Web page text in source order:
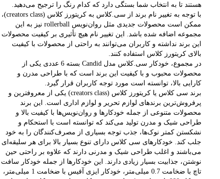
هستند تا به انتخاب شما بستگی دارد که کدام رنگ را ترجیح می‌دهید.
با توجه به تغییر نام برند از سی.کلاس به کریتورز کلاس (creators class)،
ممکن است محصولات جدیدی مثل روان‌نویس rollerball نیز به این
مجموعه اضافه شده باشد. این تغییر نام هیچ تأثیری بر کیفیت محصولات
این برند نداشته و کاربران می‌توانند به راحتی از محصولات با کیفیت
بالای کریتورز کلاس استفاده کنند.
در مجموع، خودکار سی.کلاس مدل Candid بسته 6 عددی یکی از
محصولات محبوب و با کیفیت این برند است که با طراحی مدرن و
کارایی بالا، توانسته است مورد توجه کاربران قرار گیرد.
برند سی کلاس یا کریتورز کلاس (creators class) یکی از معروفترین و
پرفروش‌ترین برندهای لوازم تحریر و لوازم اداری است. این برند
محصولات متنوعی از جمله خودکارها و روان‌نویس‌ها با کیفیت بالا و
طراحی شیک و مدرن تولید می‌کند که توانسته است با استحکام و
نشکستن کمتر نوک‌ها، جذب توجه بسیاری از مصرف‌کنندگان را به خود
جلب کند. خودکارهای سی کلاس دارای تنوع بسیار بالا برای هر سلیقه‌ای
می‌باشند و اغلب طراحی شیک و مدرنی دارند که علاوه بر راحتی حین
نوشتن، جذابیت بسیار زیادی دارند. این خودکارها از جمله خودکار سافت
تاچ با ضخامت 0.7 میلی‌متر، خودکار ایزی آفیس با ضخامت 1 میلی‌متر،